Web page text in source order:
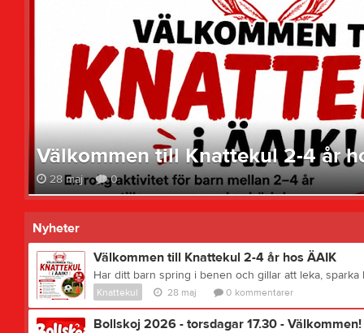
Välkommen till Knattekul 2-4 år
28 maj 0
Nyheter
Välkommen till Knattekul 2-4 år hos ÄAIK
Knattekul 28 maj 0 kommentarer
Bollskoj 2026 - torsdagar 17.30 - Välkommen!